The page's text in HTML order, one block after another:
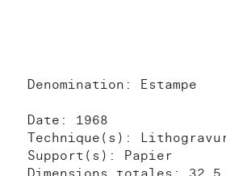
Denomination: Estampe
Date: 1968
Technique(s):
Support(s): Papier